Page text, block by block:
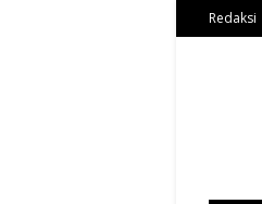
Redaksi